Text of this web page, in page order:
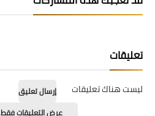
تعليقات
ليست هناك تعليقات
إرسال تعليق
عرض التعليقات فقط